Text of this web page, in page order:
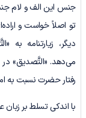
جنس این الف و لام
تو اصلاً خواست و
دیگر، زیارتنامه
می‌دهد. «التَّصدیق» در
رفتار حضرت نسبت به
با اندکی تسلط بر زبان